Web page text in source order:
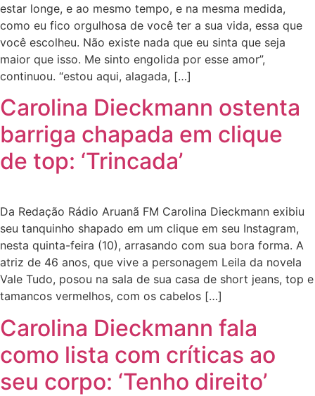
estar longe, e ao mesmo tempo, e na mesma medida,
como eu fico orgulhosa de você ter a sua vida, essa que
você escolheu. Não existe nada que eu sinta que seja
maior que isso. Me sinto engolida por esse amor”,
continuou. “estou aqui, alagada, […]
Carolina Dieckmann ostenta
barriga chapada em clique
de top: ‘Trincada’
Da Redação Rádio Aruanã FM Carolina Dieckmann exibiu
seu tanquinho shapado em um clique em seu Instagram,
nesta quinta-feira (10), arrasando com sua bora forma. A
atriz de 46 anos, que vive a personagem Leila da novela
Vale Tudo, posou na sala de sua casa de short jeans, top e
tamancos vermelhos, com os cabelos […]
Carolina Dieckmann fala
como lista com críticas ao
seu corpo: ‘Tenho direito’